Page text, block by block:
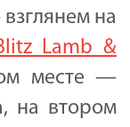
на
Lamb &
месте —
на втором